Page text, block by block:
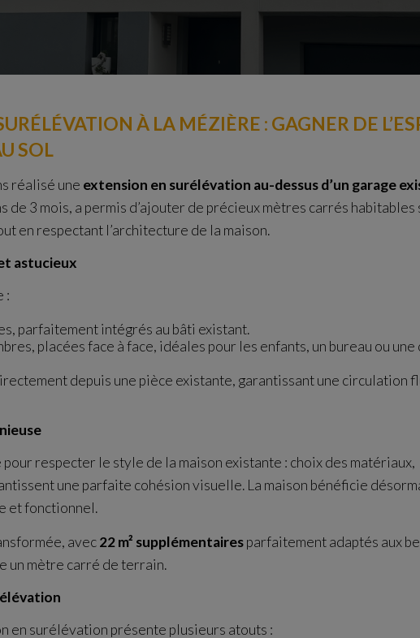
À LA MÉZIÈRE : GAGNER DE
SOL
réalisé une extension en surélévation au-dessus d’un garage
de 3 mois, a permis d’ajouter de précieux mètres carrés habitables
en respectant l’architecture de la maison.
astucieux
:
parfaitement intégrés au bâti existant.
placées face à face, idéales pour les enfants, un bureau ou une
depuis une pièce existante, garantissant une circulation
pour respecter le style de la maison existante : choix des matériaux,
une parfaite cohésion visuelle. La maison bénéficie
et fonctionnel.
avec22 m² supplémentairesparfaitement adaptés aux
un mètre carré de terrain.
en surélévation présente plusieurs atouts :